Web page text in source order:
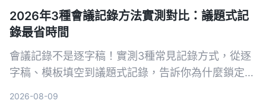
2026年3種會議記錄方法實測對比：議題式記
錄最省時間
會議記錄不是逐字稿！實測3種常見記錄方式，從逐
字稿、模板填空到議題式記錄，告訴你為什麼鎖定
2026-08-09